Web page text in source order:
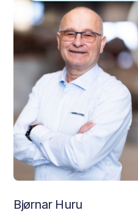
Bjørnar Huru